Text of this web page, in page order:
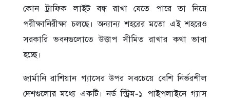
কোন ট্রাফিক লাইট বন্ধ রাখা যেতে পারে তা নিয়ে
পরীক্ষানিরীক্ষা চলছে। অন্যান্য শহরের মতো এই শহরেও
সরকারি ভবনগুলোতে উত্তাপ সীমিত রাখার কথা ভাবা
হচ্ছে।
জার্মানি রাশিয়ান গ্যাসের উপর সবচেয়ে বেশি নির্ভরশীল
দেশগুলোর মধ্যে একটি। নর্ড স্ট্রিম-১ পাইপলাইনে গ্যাস